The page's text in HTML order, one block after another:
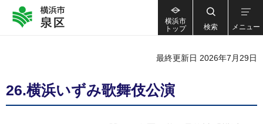
横浜市
トップ
検索 メニュー
最終更新日 2026年7月29日
26.横浜いずみ歌舞伎公演